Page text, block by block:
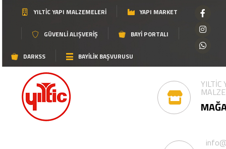
YILTIC YAPI MALZEMELERI YAPI MARKET
GÜVENLI ALIŞVERIŞ BAYI PORTALI
DARKSS BAYİLİK BAŞVURUSU
YILTİC